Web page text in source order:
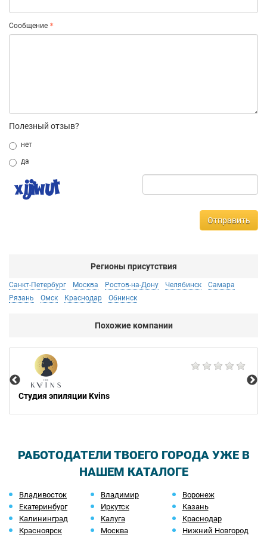
Сообщение
Полезный отзыв?
нет
да
Отправить
Регионы присутствия
Санкт-Петербург Москва Ростов-на-Дону Челябинск
Самара
Рязань
Омск Краснодар Обнинск
Похожие компании
Студия эпиляции Kvins
РАБОТОДАТЕЛИ ТВОЕГО ГОРОДА УЖЕ В
НАШЕМ КАТАЛОГЕ
Владивосток Владимир
Воронеж
Екатеринбург
Иркутск
Казань
Калининград
Калуга
Краснодар
Красноярск
Москва Нижний Новгород